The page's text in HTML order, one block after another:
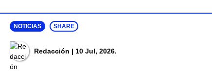
NOTICIAS SHARE
Redacción | 10 Jul, 2026.